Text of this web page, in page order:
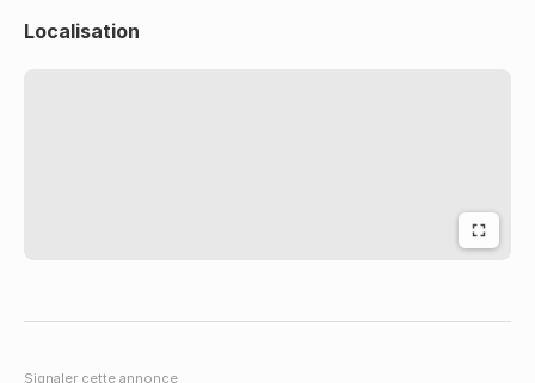
Localisation
Signaler cette annonce